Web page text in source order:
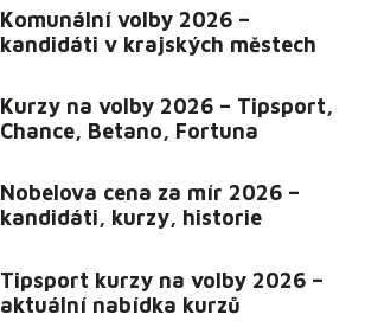
Komunální volby 2026 –
kandidáti v krajských městech
Kurzy na volby 2026 – Tipsport,
Chance, Betano, Fortuna
Nobelova cena za mír 2026 –
kandidáti, kurzy, historie
Tipsport kurzy na volby 2026 –
aktuální nabídka kurzů